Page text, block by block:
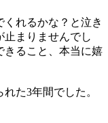
れるかな？と泣き
止まりませんでし
きること、本当に嬉
た3年間でした。